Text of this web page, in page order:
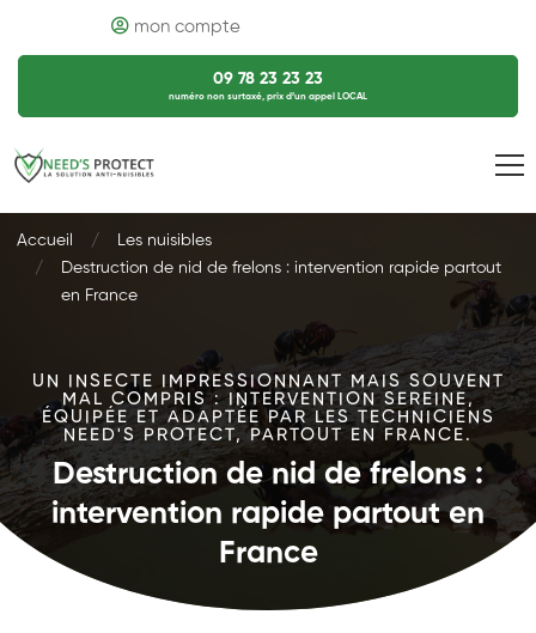
mon compte
09 78 23 23 23
numéro non surtaxé, prix d’un appel LOCAL
Accueil
Les nuisibles
Destruction de nid de frelons : intervention rapide partout
en France
UN INSECTE IMPRESSIONNANT MAIS SOUVENT
MAL COMPRIS : INTERVENTION SEREINE,
ÉQUIPÉE ET ADAPTÉE PAR LES TECHNICIENS
NEED'S PROTECT, PARTOUT EN FRANCE.
Destruction de nid de frelons :
intervention rapide partout en
France